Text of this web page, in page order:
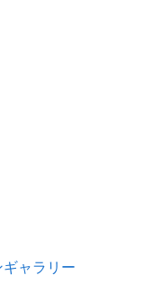
ギャラリー